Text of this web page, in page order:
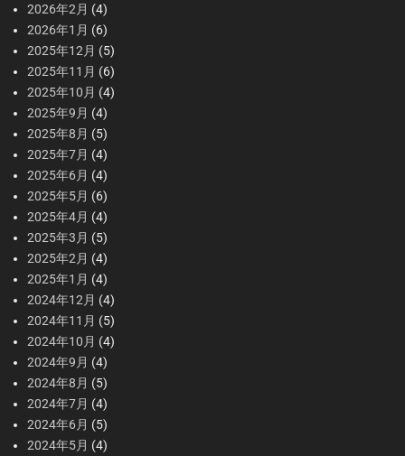
2026年2月 (4)
2026年1月 (6)
2025年12月 (5)
2025年11月 (6)
2025年10月 (4)
2025年9月 (4)
2025年8月 (5)
2025年7月 (4)
2025年6月 (4)
2025年5月 (6)
2025年4月 (4)
2025年3月 (5)
2025年2月 (4)
2025年1月 (4)
2024年12月 (4)
2024年11月 (5)
2024年10月 (4)
2024年9月 (4)
2024年8月 (5)
2024年7月 (4)
2024年6月 (5)
2024年5月 (4)